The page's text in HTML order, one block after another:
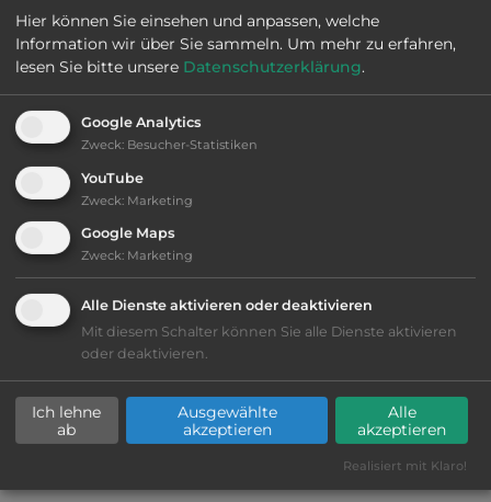
E-Mail: secretario@astudillo.es
Öffnungszeiten:
Ausstattung:
Geräuschkulisse: erträgliche
Lärmbelästigung
sandiger Grund
Hier können Sie einsehen und anpassen, welche
Information wir über Sie sammeln. Um mehr zu erfahren,
lesen Sie bitte unsere Datenschutzerklärung.
Google Analytics
Zweck: Besucher-Statistiken
YouTube
Zweck: Marketing
Google Maps
Zweck: Marketing
Alle Dienste aktivieren oder deaktivieren
Mit diesem Schalter können Sie alle Dienste aktivieren
oder deaktivieren.
Ich lehne
ab
Ausgewählte
akzeptieren
Alle
akzeptieren
Realisiert mit Klaro!